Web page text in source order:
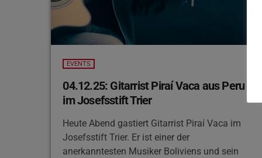
EVENTS
04.12.25: Gitarrist Piraí Vaca aus Peru
im Josefsstift Trier
Heute Abend gastiert Gitarrist Piraí Vaca im
Josefsstift Trier. Er ist einer der
anerkanntesten Musiker Boliviens und sein